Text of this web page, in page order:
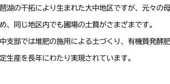
湖の干拓により生まれた大中地区ですが、元々の
、同じ地区内でも圃場の土質がさまざまです。
支部では堆肥の施用による土づくり、有機質発酵
生産を長年にわたり実現されています。